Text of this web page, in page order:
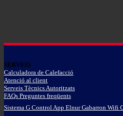
SERVEIS
Calculadora de Calefacció
Atenció al client
Serveis Tècnics Autoritzats
FAQs Preguntes freqüents
Sistema G Control App Elnur Gabarron Wifi